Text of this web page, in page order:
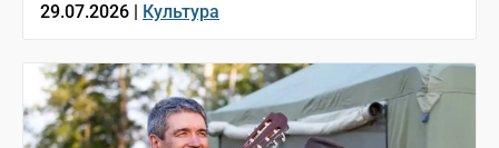
29.07.2026 | Культура